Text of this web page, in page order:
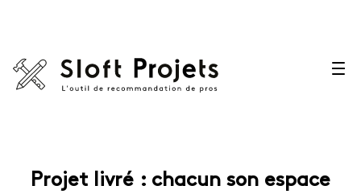
Projet livré : chacun son espace